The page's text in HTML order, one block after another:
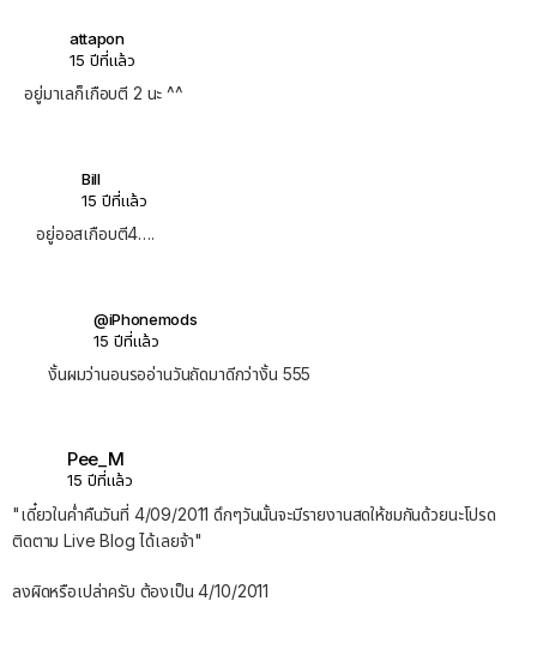
attapon
15 ปีที่แล้ว
อยู่มาเลก็เกือบตี 2 นะ ^^
Bill
15 ปีที่แล้ว
อยู่ออสเกือบตี4….
@iPhonemods
15 ปีที่แล้ว
งั้นผมว่านอนรออ่านวันถัดมาดีกว่างั้น 555
Pee_M
15 ปีที่แล้ว
"เดี๋ยวในค่ำคืนวันที่ 4/09/2011 ดึกๆวันนั้นจะมีรายงานสดให้ชมกันด้วยนะโปรด
ติดตาม Live Blog ได้เลยจ้า"
ลงผิดหรือเปล่าครับ ต้องเป็น 4/10/2011